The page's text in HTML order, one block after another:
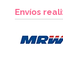
Envíos